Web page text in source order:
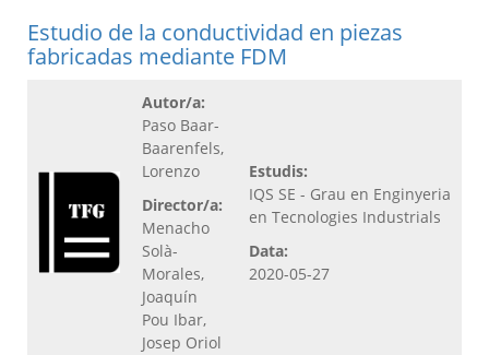
Estudio de la conductividad en piezas
fabricadas mediante FDM
Autor/a:
Paso Baar-
Baarenfels,
Lorenzo
Director/a:
Menacho
Solà-
Morales,
Joaquín
Pou Ibar,
Josep Oriol
Estudis:
IQS SE - Grau en Enginyeria
en Tecnologies Industrials
Data:
2020-05-27